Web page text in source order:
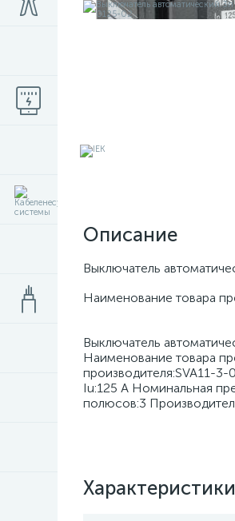
Описание
Выключатель
Наименование товара
Выключатель
Наименование товара
производителя:SVA11-
Iu:125 А Номинальная
полюсов:3
Характеристики